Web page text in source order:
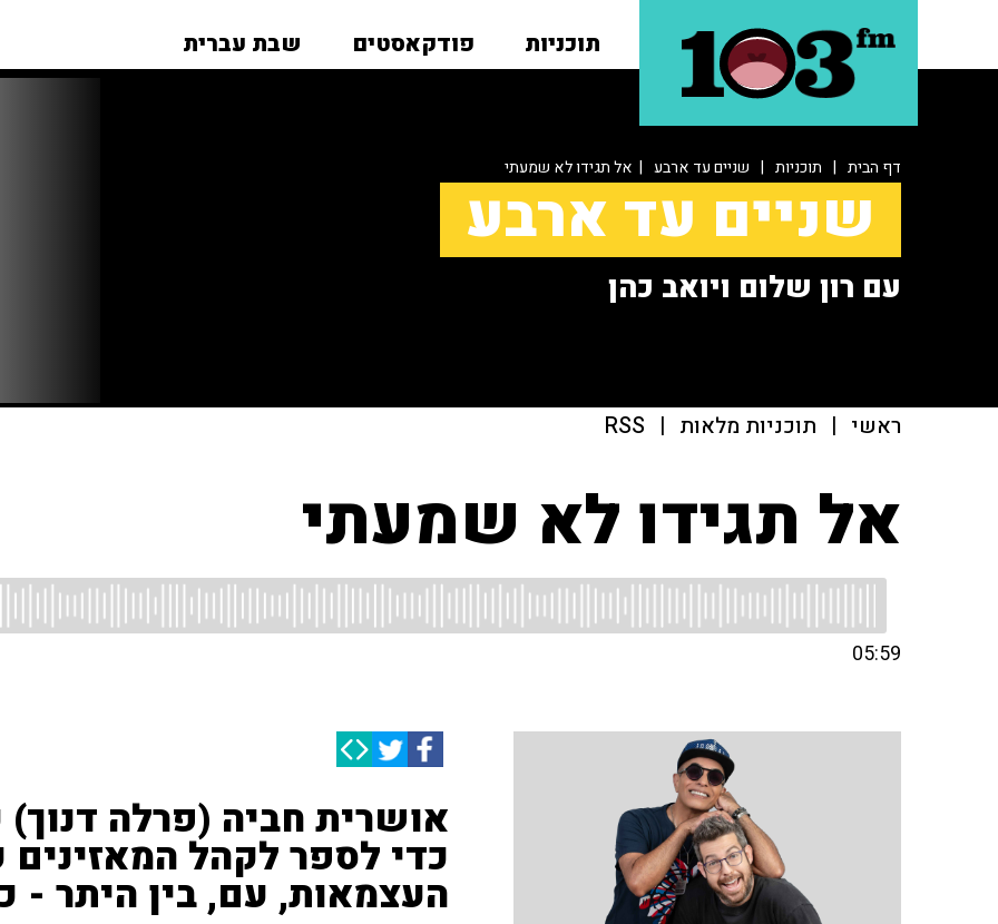
תוכניות פודקאסטים שבת עברית
דף הבית | תוכניות | שניים עד ארבע | אל תגידו לא שמעתי
שניים עד ארבע
עם רון שלום ויואב כהן
ראשי | תוכניות מלאות |
RSS
אל תגידו לא שמעתי
05:59
אושרית חביה (פרלה
כדי לספר לקהל
העצמאות, עם, בין היתר -